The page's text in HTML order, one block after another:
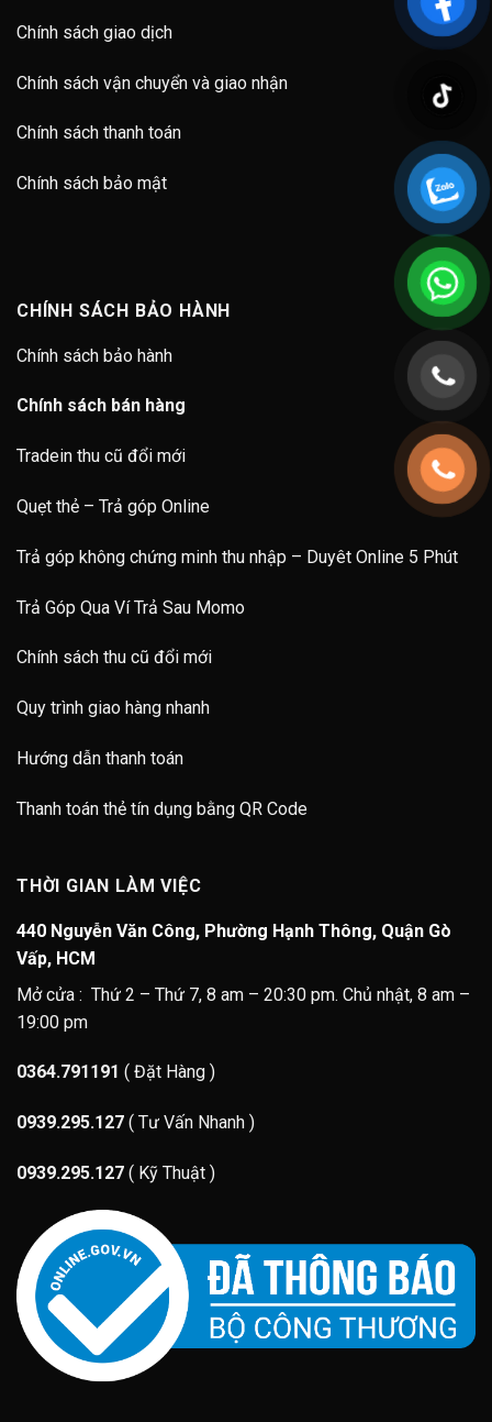
Chính sách giao dịch
Chính sách vận chuyển và giao nhận
Chính sách thanh toán
Chính sách bảo mật
CHÍNH SÁCH BẢO HÀNH
Chính sách bảo hành
Chính sách bán hàng
Tradein thu cũ đổi mới
Quẹt thẻ – Trả góp Online
Trả góp không chứng minh thu nhập – Duyêt Online 5 Phút
Trả Góp Qua Ví Trả Sau Momo
Chính sách thu cũ đổi mới
Quy trình giao hàng nhanh
Hướng dẫn thanh toán
Thanh toán thẻ tín dụng bằng QR Code
THỜI GIAN LÀM VIỆC
440 Nguyễn Văn Công, Phường Hạnh Thông, Quận Gò
Vấp, HCM
Mở cửa : Thứ 2 – Thứ 7, 8 am – 20:30 pm. Chủ nhật, 8 am –
19:00 pm
0364.791191 ( Đặt Hàng )
0939.295.127 ( Tư Vấn Nhanh )
0939.295.127 ( Kỹ Thuật )